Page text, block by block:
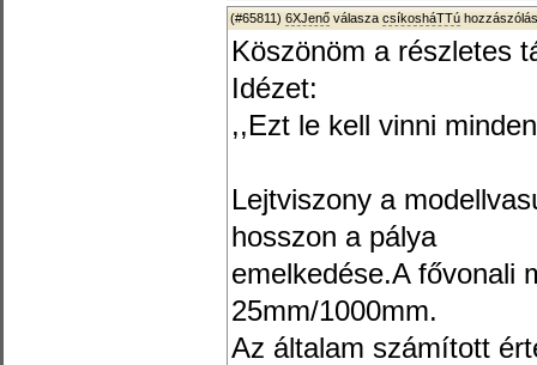
(#65811) 6XJenő válasza csíkosháTTú
Köszönöm a részletes
Idézet:
,,Ezt le kell vinni
Lejtviszony a
hosszon a pálya
emelkedése.A fővonali
25mm/1000mm.
Az általam számított